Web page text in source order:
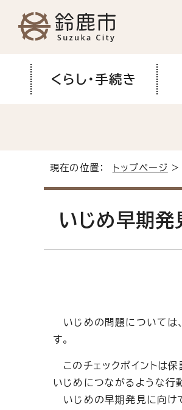
くらし・手続き
現在の位置： トップページ
いじめ早期発
いじめの問題については
す。
このチェックポイントは保
いじめにつながるような行
いじめの早期発見に向け